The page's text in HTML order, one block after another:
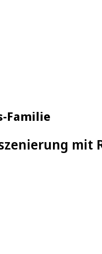
Familie
mit